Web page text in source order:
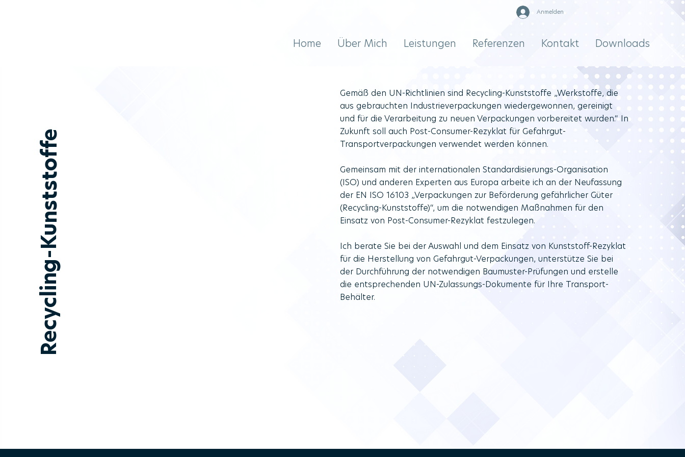
Anmelden
Home Über Mich Leistungen Referenzen Kontakt Downloads
Recycling-Kunststoffe
Gemäß den UN-Richtlinien sind Recycling-Kunststoffe „Werkstoffe, die
aus gebrauchten Industrieverpackungen wiedergewonnen, gereinigt
und für die Verarbeitung zu neuen Verpackungen vorbereitet wurden.“ In
Zukunft soll auch Post-Consumer-Rezyklat für Gefahrgut-
Transportverpackungen verwendet werden können.
Gemeinsam mit der internationalen Standardisierungs-Organisation
(ISO) und anderen Experten aus Europa arbeite ich an der Neufassung
der EN ISO 16103 „Verpackungen zur Beförderung gefährlicher Güter
(Recycling-Kunststoffe)“, um die notwendigen Maßnahmen für den
Einsatz von Post-Consumer-Rezyklat festzulegen.
Ich berate Sie bei der Auswahl und dem Einsatz von Kunststoff-Rezyklat
für die Herstellung von Gefahrgut-Verpackungen, unterstütze Sie bei
der Durchführung der notwendigen Baumuster-Prüfungen und erstelle
die entsprechenden UN-Zulassungs-Dokumente für Ihre Transport-
Behälter.